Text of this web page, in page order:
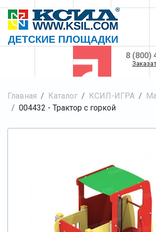
8 (800)
Главная Каталог КСИЛ-ИГРА
004432 - Трактор с горкой